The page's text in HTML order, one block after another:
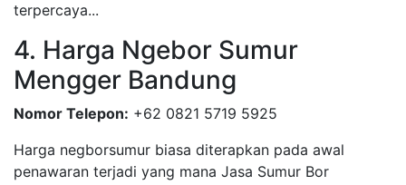
terpercaya...
4. Harga Ngebor Sumur
Mengger Bandung
Nomor Telepon: +62 0821 5719 5925
Harga negborsumur biasa diterapkan pada awal
penawaran terjadi yang mana Jasa Sumur Bor